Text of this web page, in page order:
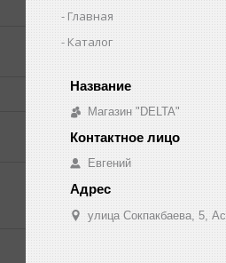
Главная
Каталог
Магазин "DELTA"
Евгений
улица Сокпакбаева, 5,